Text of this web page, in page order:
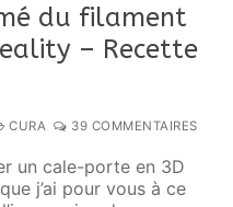
du filament
– Recette
CURA 39 COMMENTAIRES
un cale-porte en 3D
j’ai pour vous à ce